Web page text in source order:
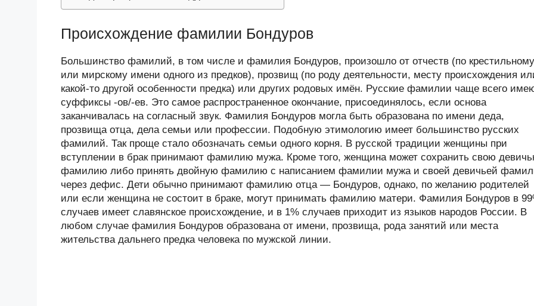
Происхождение фамилии Бондуров
Большинство фамилий, в том числе и фамилия Бондуров, произошло от отчеств (по крестильному
или мирскому имени одного из предков), прозвищ (по роду деятельности, месту происхождения
какой-то другой особенности предка) или других родовых имён. Русские фамилии чаще всего
суффиксы -ов/-ев. Это самое распространенное окончание, присоединялось, если основа
заканчивалась на согласный звук. Фамилия Бондуров могла быть образована по имени деда,
прозвища отца, дела семьи или профессии. Подобную этимологию имеет большинство русских
фамилий. Так проще стало обозначать семьи одного корня. В русской традиции женщины при
вступлении в брак принимают фамилию мужа. Кроме того, женщина может сохранить свою
фамилию либо принять двойную фамилию с написанием фамилии мужа и своей девичьей
через дефис. Дети обычно принимают фамилию отца — Бондуров, однако, по желанию родителей
или если женщина не состоит в браке, могут принимать фамилию матери. Фамилия Бондуров в
случаев имеет славянское происхождение, и в 1% случаев приходит из языков народов России. В
любом случае фамилия Бондуров образована от имени, прозвища, рода занятий или места
жительства дальнего предка человека по мужской линии.